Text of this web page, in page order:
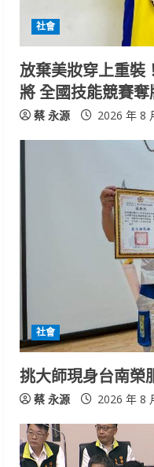
n
g
社會
放棄美妝穿上重裝
將 全國技能競賽奪
蔡 永源 2026 年 8
社會
挑大師現身台南榮
蔡 永源 2026 年 8